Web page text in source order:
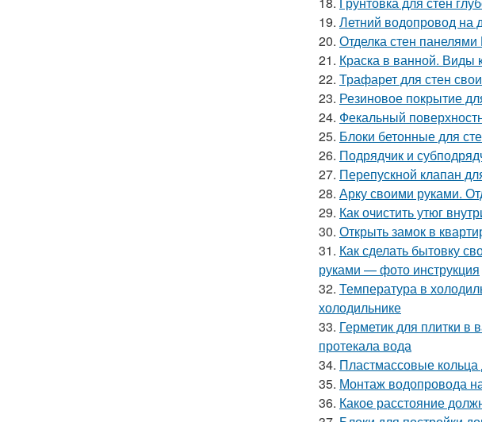
19. Летний водопровод на
20. Отделка стен
21. Краска в ванной. Виды
22. Трафарет для стен
23. Резиновое покрытие
24. Фекальный
25. Блоки бетонные для
26. Подрядчик и
27. Перепускной клапан
28. Арку своими руками.
29. Как очистить утюг
30. Открыть замок в
31. Как сделать бытовку
руками — фото инструкция
32. Температура в
холодильнике
33. Герметик для плитки в
протекала вода
34. Пластмассовые
35. Монтаж водопровода
36. Какое расстояние